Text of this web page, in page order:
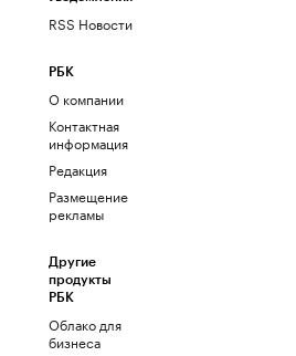
RSS Новости
РБК
О компании
Контактная
информация
Редакция
Размещение
рекламы
Другие
продукты
РБК
Облако для
бизнеса